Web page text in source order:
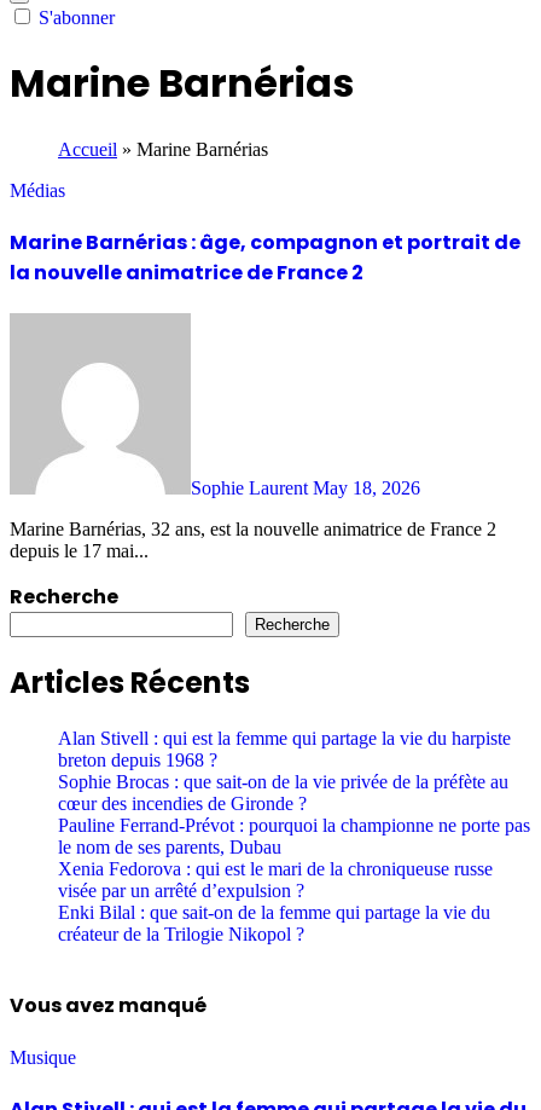
S'abonner
Marine Barnérias
Accueil » Marine Barnérias
Médias
Marine Barnérias : âge, compagnon et portrait de
la nouvelle animatrice de France 2
Sophie LaurentMay 18, 2026
Marine Barnérias, 32 ans, est la nouvelle animatrice de France 2
depuis le 17 mai...
Recherche
Recherche
Articles Récents
Alan Stivell : qui est la femme qui partage la vie du harpiste
breton depuis 1968 ?
Sophie Brocas : que sait-on de la vie privée de la préfète au
cœur des incendies de Gironde ?
Pauline Ferrand-Prévot : pourquoi la championne ne porte pas
le nom de ses parents, Dubau
Xenia Fedorova : qui est le mari de la chroniqueuse russe
visée par un arrêté d’expulsion ?
Enki Bilal : que sait-on de la femme qui partage la vie du
créateur de la Trilogie Nikopol ?
Vous avez manqué
Musique